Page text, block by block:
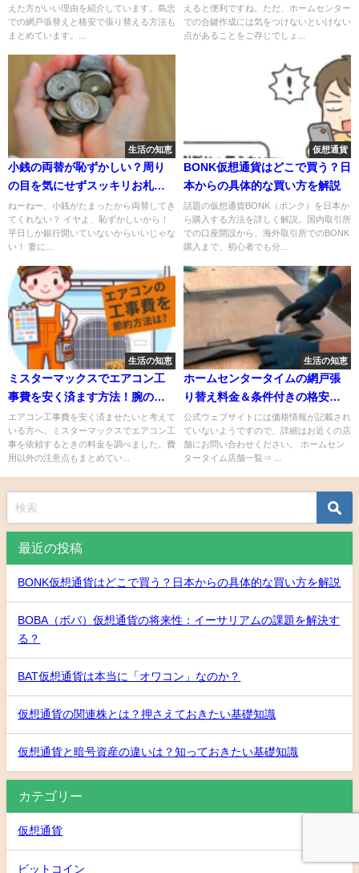
えた方がいい理由を紹介しています。島忠
での網戸張替えと格安で張り替える方法も
まとめています。...
えると便利ですね。ただ、ホームセンター
での合鍵作成には気をつけないといけない
点があることをご存じでしょ...
生活の知恵
小銭の両替が恥ずかしい？周り
の目を気にせずスッキリお札に
する方法
ねーねー、小銭がたまったから両替してき
てくれない？ イヤよ、恥ずかしいから！
平日しか銀行開いていないからいいじゃな
い！ 妻に...
仮想通貨
BONK仮想通貨はどこで買う？日
本からの具体的な買い方を解説
話題の仮想通貨BONK（ボンク）を日本か
ら購入する方法を詳しく解説。国内取引所
での口座開設から、海外取引所でのBONK
購入まで、初心者でも分...
生活の知恵
ミスターマックスでエアコン工
事費を安く済ます方法！腕のい
い業者を見つけるコツも紹介
エアコン工事費を安く済ませたいと考えて
いる方へ。ミスターマックスでエアコン工
事を依頼するときの料金を調べました。費
用以外の注意点もまとめてい...
生活の知恵
ホームセンタータイムの網戸張
り替え料金＆条件付きの格安業
者を紹介
公式ウェブサイトには価格情報が記載され
ていないようですので、詳細はお近くの店
舗にお問い合わせください。 ホームセン
タータイム店舗一覧⇒ ...
最近の投稿
BONK仮想通貨はどこで買う？日本からの具体的な買い方を解説
BOBA（ボバ）仮想通貨の将来性：イーサリアムの課題を解決す
る？
BAT仮想通貨は本当に「オワコン」なのか？
仮想通貨の関連株とは？押さえておきたい基礎知識
仮想通貨と暗号資産の違いは？知っておきたい基礎知識
カテゴリー
仮想通貨
ビットコイン